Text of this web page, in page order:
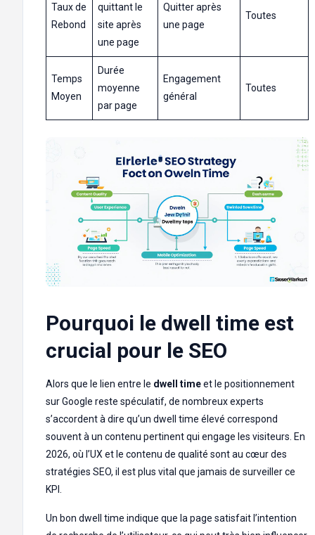
Taux de
Rebond
quittant le
site après
une page
Quitter après
une page
Toutes
Temps
Moyen
Durée
moyenne
par page
Engagement
général
Toutes
Pourquoi le dwell time est
crucial pour le SEO
Alors que le lien entre le dwell timeet le positionnement
sur Google reste spéculatif, de nombreux experts
s’accordent à dire qu’un dwell time élevé correspond
souvent à un contenu pertinent qui engage les visiteurs. En
2026, où l’UX et le contenu de qualité sont au cœur des
stratégies SEO, il est plus vital que jamais de surveiller ce
KPI.
Un bon dwell time indique que la page satisfait l’intention